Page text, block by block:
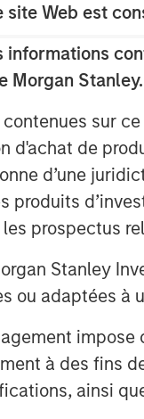
Web est
informations
Morgan Stanley.
sur
d'achat de
d’une
prospectus
Stanley
ou adaptées à
à des fins
ainsi
made pursuant
the
any sale of
under
trillion in
30, 2025.
a